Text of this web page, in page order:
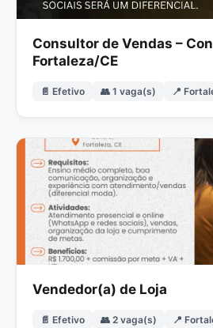
Consultor de Vendas –
Fortaleza/CE
📄 Efetivo 👥 1 vaga(s) 📍
Vendedor(a) de Loja
📄 Efetivo 👥 2 vaga(s) 📍